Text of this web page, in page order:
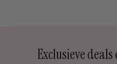
Exclusieve